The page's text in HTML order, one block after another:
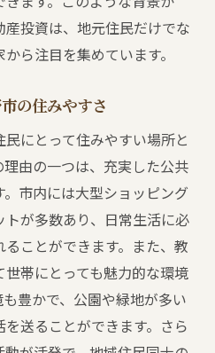
件チェックリスト
れる貴重な情報
ルから学ぶ安心取引のコ
投資は、地元住民だけでな
ら注目を集めています。
の住みやすさ
にとって住みやすい場所と
由の一つは、充実した公共
市内には大型ショッピング
が多数あり、日常生活に必
ことができます。また、教
帯にとっても魅力的な環境
豊かで、公園や緑地が多い
送ることができます。さら